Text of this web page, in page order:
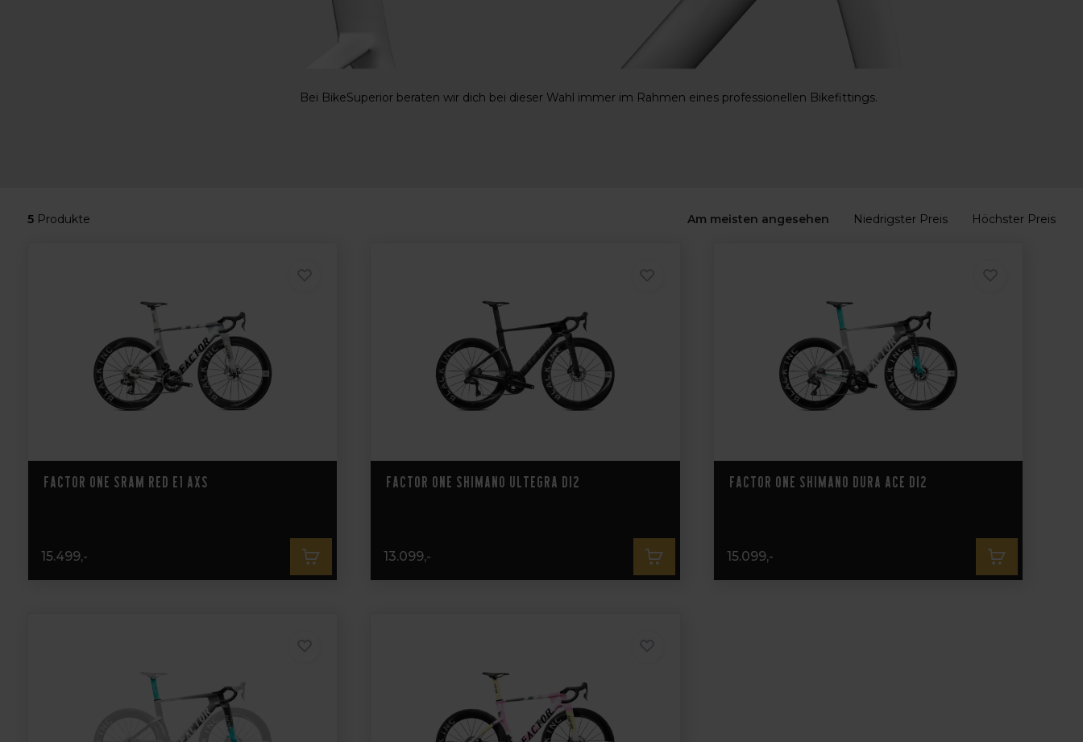
Bei BikeSuperior beraten wir dich bei dieser Wahl immer im Rahmen eines professionellen Bikefittings.
5Produkte Am meisten angesehen Niedrigster Preis Höchster Preis
Factor ONE Sram Red E1 AXS
15.499,-
Factor ONE Shimano Ultegra DI2
13.099,-
Factor ONE Shimano Dura Ace DI2
15.099,-